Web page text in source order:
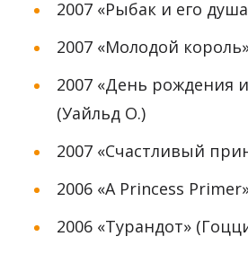
2007 «Рыбак и его
2007 «Молодой
2007 «День рождения
(Уайльд О.)
2007 «Счастливый
2006 «A Princess
2006 «Турандот»